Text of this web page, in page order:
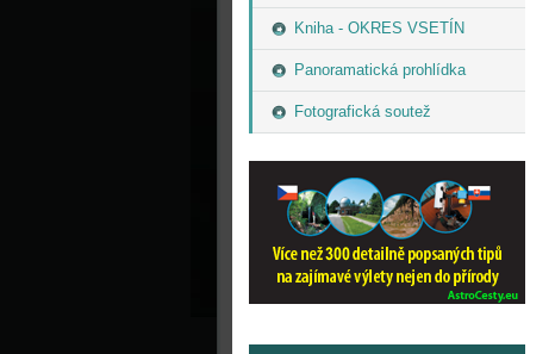
Kniha - OKRES VSETÍN
Panoramatická prohlídka
Fotografická soutež